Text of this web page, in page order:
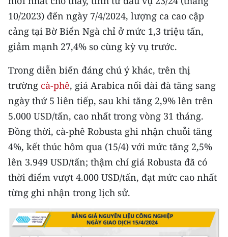
RADIO
MEDIA CENTER
E-Magazine
Video
Media Chính trị
Media Kinh tế
Media Văn hóa
Media Xã hội
Media Pháp luật
Media Du lịch
10/2023) đến ngày 7/4/2024, lượng ca cao cập
cảng tại Bờ Biển Ngà chỉ ở mức 1,3 triệu tấn,
giảm mạnh 27,4% so cùng kỳ vụ trước.
Trong diễn biến đáng chú ý khác, trên thị
trường cà-phê, giá Arabica nối dài đà tăng sang
ngày thứ 5 liên tiếp, sau khi tăng 2,9% lên trên
5.000 USD/tấn, cao nhất trong vòng 31 tháng.
Đồng thời, cà-phê Robusta ghi nhận chuỗi tăng
4%, kết thúc hôm qua (15/4) với mức tăng 2,5%
lên 3.949 USD/tấn; thậm chí giá Robusta đã có
thời điểm vượt 4.000 USD/tấn, đạt mức cao nhất
từng ghi nhận trong lịch sử.